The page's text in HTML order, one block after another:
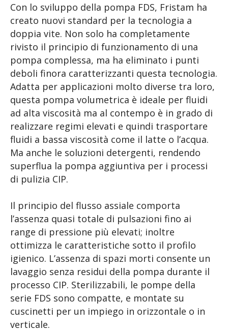
Con lo sviluppo della pompa FDS, Fristam ha
creato nuovi standard per la tecnologia a
doppia vite. Non solo ha completamente
rivisto il principio di funzionamento di una
pompa complessa, ma ha eliminato i punti
deboli finora caratterizzanti questa tecnologia.
Adatta per applicazioni molto diverse tra loro,
questa pompa volumetrica è ideale per fluidi
ad alta viscosità ma al contempo è in grado di
realizzare regimi elevati e quindi trasportare
fluidi a bassa viscosità come il latte o l’acqua.
Ma anche le soluzioni detergenti, rendendo
superflua la pompa aggiuntiva per i processi
di pulizia CIP.
Il principio del flusso assiale comporta
l’assenza quasi totale di pulsazioni fino ai
range di pressione più elevati; inoltre
ottimizza le caratteristiche sotto il profilo
igienico. L’assenza di spazi morti consente un
lavaggio senza residui della pompa durante il
processo CIP. Sterilizzabili, le pompe della
serie FDS sono compatte, e montate su
cuscinetti per un impiego in orizzontale o in
verticale.